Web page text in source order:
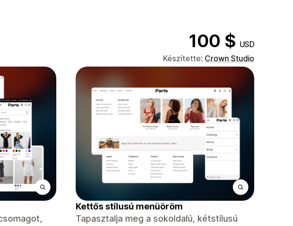
100 $ USD
Készítette: Crown Studio
Kettős stílusú menüöröm
Tapasztalja meg a sokoldalú, kétstílusú